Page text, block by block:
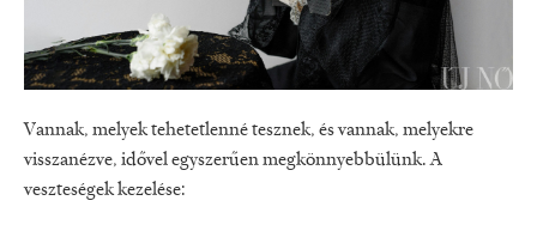
Vannak, melyek tehetetlenné tesznek, és vannak, melyekre
visszanézve, idővel egyszerűen megkönnyebbülünk. A
veszteségek kezelése: